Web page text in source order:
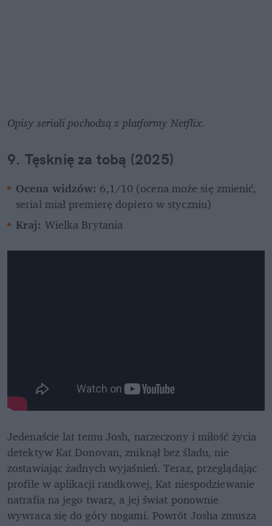
Opisy seriali pochodzą z platformy Netflix.
9. Tęsknię za tobą (2025)
Ocena widzów: 6,1/10 (ocena może się zmienić,
serial miał premierę dopiero w styczniu)
Kraj: Wielka Brytania
Jedenaście lat temu Josh, narzeczony i miłość życia
detektyw Kat Donovan, zniknął bez śladu, nie
zostawiając żadnych wyjaśnień. Teraz, przeglądając
profile w aplikacji randkowej, Kat niespodziewanie
natrafia na jego twarz, a jej świat ponownie
wywraca się do góry nogami. Powrót Josha zmusza